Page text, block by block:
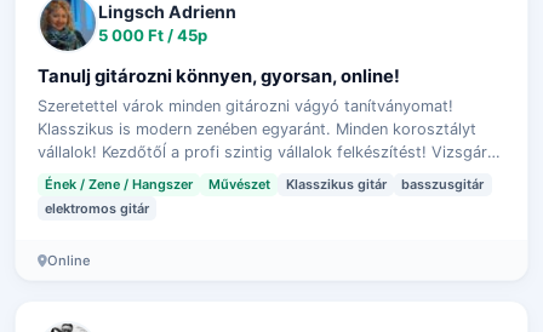
Lingsch Adrienn
5 000 Ft / 45p
Tanulj gitározni könnyen, gyorsan, online!
Szeretettel várok minden gitározni vágyó tanítványomat!
Klasszikus is modern zenében egyaránt. Minden korosztályt
vállalok! Kezdőtőĺ a profi szintig vállalok felkészítést! Vizsgára,
felvételi vizsgár…
Ének / Zene / Hangszer Művészet Klasszikus gitár
basszusgitár
elektromos gitár
Online